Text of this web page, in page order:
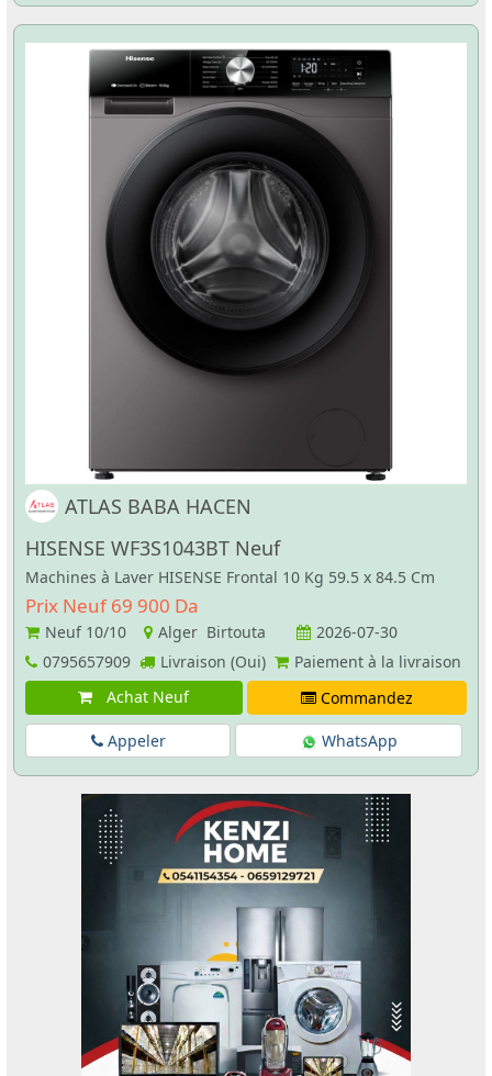
ATLAS BABA HACEN
HISENSE WF3S1043BT Neuf
Machines à Laver HISENSE Frontal 10 Kg 59.5 x 84.5 Cm
Prix Neuf 69 900 Da
Neuf 10/10 Alger Birtouta
2026-07-30
0795657909
Livraison (Oui)
Paiement à la livraison
Achat Neuf
Commandez
Appeler WhatsApp